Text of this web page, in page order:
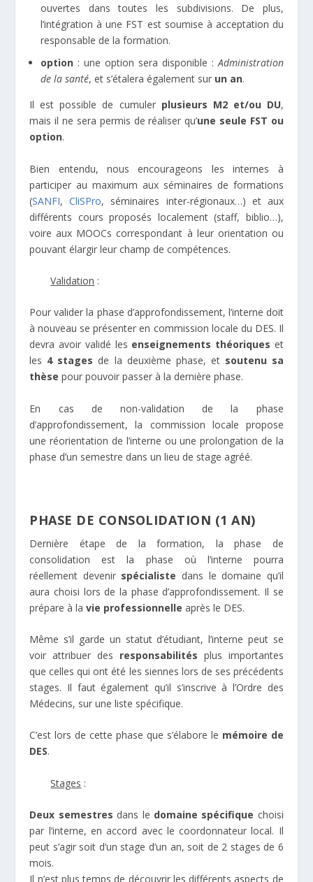
ouvertes dans toutes les subdivisions. De plus,
l’intégration à une FST est soumise à acceptation du
responsable de la formation.
option : une option sera disponible :Administration
de la santé, et s’étalera également sur un an.
Il est possible de cumuler plusieurs M2 et/ou DU,
mais il ne sera permis de réaliser qu’une seule FST ou
option.
Bien entendu, nous encourageons les internes à
participer au maximum aux séminaires de formations
(SANFI,CliSPro, séminaires inter-régionaux…) et aux
différents cours proposés localement (staff, biblio…),
voire aux MOOCs correspondant à leur orientation ou
pouvant élargir leur champ de compétences.
Validation :
Pour valider la phase d’approfondissement, l’interne doit
à nouveau se présenter en commission locale du DES. Il
devra avoir validé les enseignements théoriques et
les 4 stages de la deuxième phase, et soutenu sa
thèsepour pouvoir passer à la dernière phase.
En cas de non-validation de la phase
d’approfondissement, la commission locale propose
une réorientation de l’interne ou une prolongation de la
phase d’un semestre dans un lieu de stage agréé.
PHASE DE CONSOLIDATION (1 AN)
Dernière étape de la formation, la phase de
consolidation est la phase où l’interne pourra
réellement devenir spécialiste dans le domaine qu’il
aura choisi lors de la phase d’approfondissement. Il se
prépare à lavie professionnelle après le DES.
Même s’il garde un statut d’étudiant, l’interne peut se
voir attribuer des responsabilités plus importantes
que celles qui ont été les siennes lors de ses précédents
stages. Il faut également qu’il s’inscrive à l’Ordre des
Médecins, sur une liste spécifique.
C’est lors de cette phase que s’élabore le mémoire de
DES.
Stages :
Deux semestres dans le domaine spécifique choisi
par l’interne, en accord avec le coordonnateur local. Il
peut s’agir soit d’un stage d’un an, soit de 2 stages de 6
mois.
Il n’est plus temps de découvrir les différents aspects de